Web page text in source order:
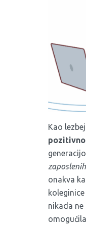
Kao
pozitivno
onakva
nikada